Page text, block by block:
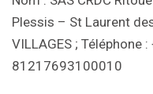
Plessis – St Laurent
VILLAGES ; Téléphone
81217693100010